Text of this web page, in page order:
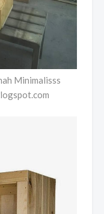
Minimalisss